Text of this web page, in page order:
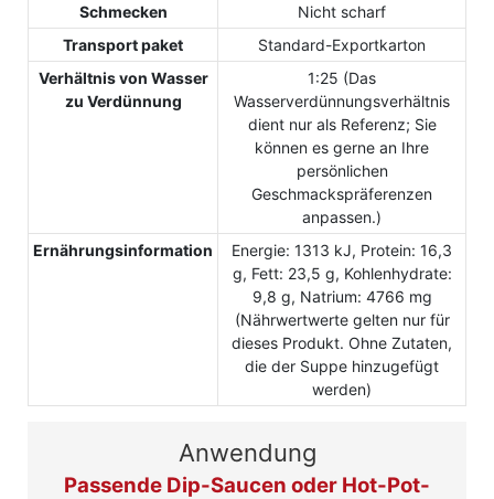
Schmecken
Nicht scharf
Transport paket
Standard-Exportkarton
Verhältnis von Wasser
zu Verdünnung
1:25 (Das
Wasserverdünnungsverhältnis
dient nur als Referenz; Sie
können es gerne an Ihre
persönlichen
Geschmackspräferenzen
anpassen.)
Ernährungsinformation
Energie: 1313 kJ, Protein: 16,3
g, Fett: 23,5 g, Kohlenhydrate:
9,8 g, Natrium: 4766 mg
(Nährwertwerte gelten nur für
dieses Produkt. Ohne Zutaten,
die der Suppe hinzugefügt
werden)
Anwendung
Passende Dip-Saucen oder Hot-Pot-